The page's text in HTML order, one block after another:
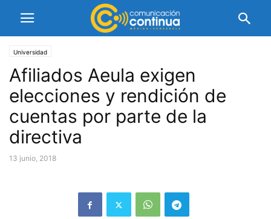
Universidad
Afiliados Aeula exigen
elecciones y rendición de
cuentas por parte de la
directiva
13 junio, 2018